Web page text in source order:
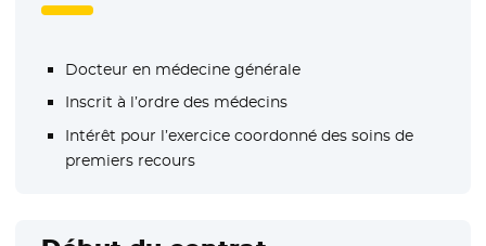
Docteur en médecine générale
Inscrit à l’ordre des médecins
Intérêt pour l’exercice coordonné des soins de
premiers recours